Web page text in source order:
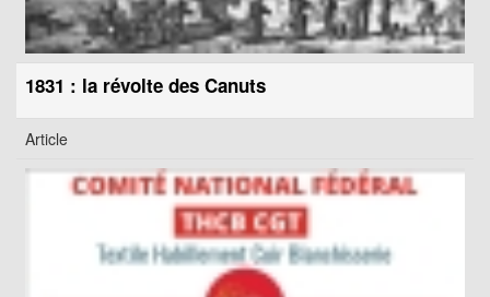
1831 : la révolte des Canuts
Article